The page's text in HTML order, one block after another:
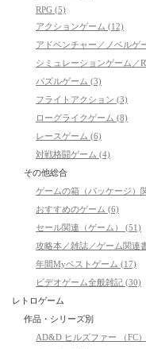
RPG (5)
アクションゲーム (12)
アドベンチャー／ノベルゲ
シミュレーションゲーム／
パズルゲーム (3)
フライトアクション (3)
ローグライクゲーム (8)
レースゲーム (6)
対戦格闘ゲーム (4)
その他総合
ゲームの箱（パッケージ）
おすすめのゲーム (6)
セール関連（ゲーム） (51)
攻略本／雑誌／ゲーム関連
年間Myベストゲーム (17)
ビデオゲーム全般雑記 (30)
レトロゲーム
作品・シリーズ別
AD&D ヒルズファー （FC